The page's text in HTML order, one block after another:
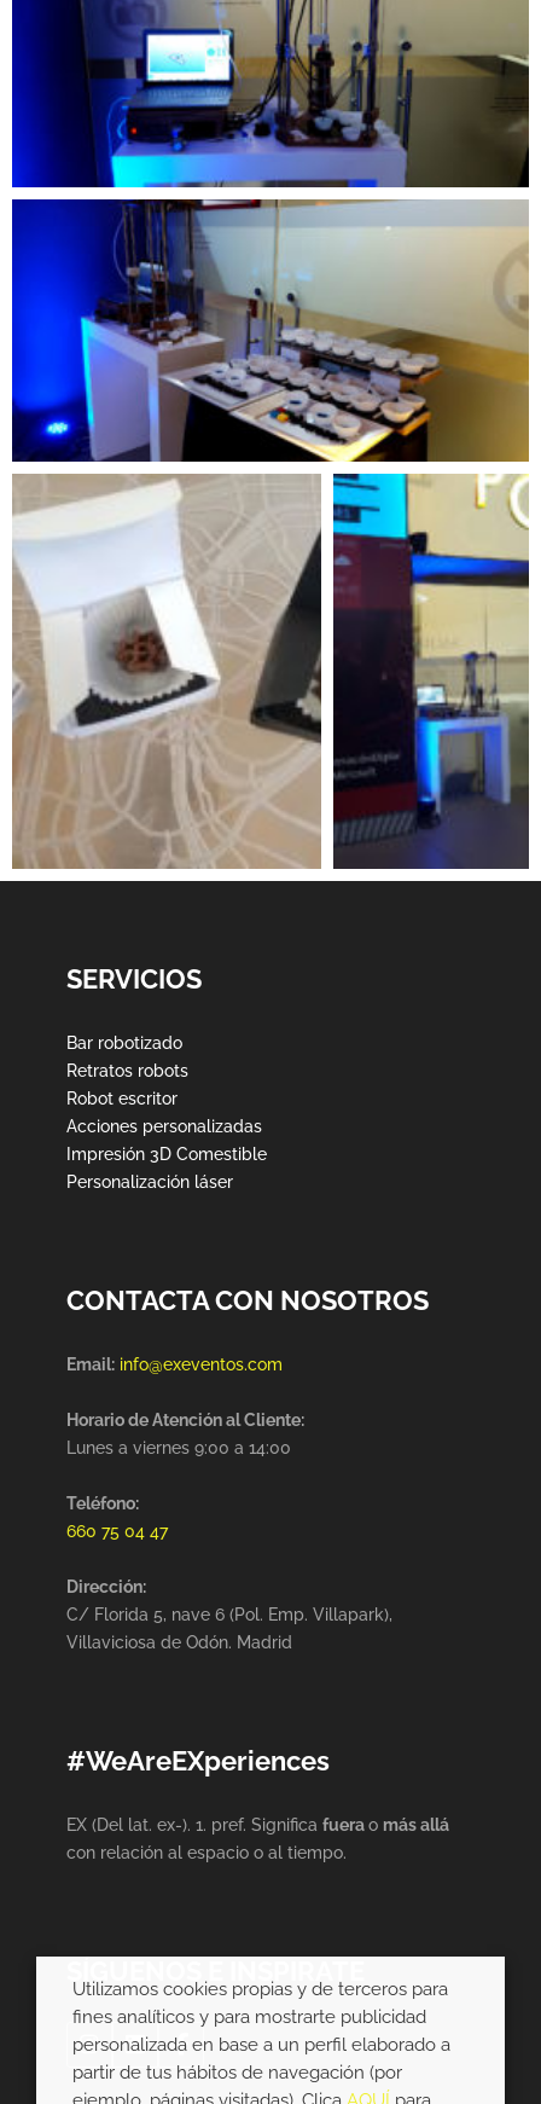
SERVICIOS
Bar robotizado
Retratos robots
Robot escritor
Acciones personalizadas
Impresión 3D Comestible
Personalización láser
CONTACTA CON NOSOTROS
Email: info@exeventos.com
Horario de Atención al Cliente:
Lunes a viernes 9:00 a 14:00
Teléfono:
660 75 04 47
Dirección:
C/ Florida 5, nave 6 (Pol. Emp. Villapark),
Villaviciosa de Odón. Madrid
#WeAreEXperiences
EX (Del lat. ex-). 1. pref. Significa fuerao más allá
con relación al espacio o al tiempo.
Utilizamos cookies propias y de terceros para
fines analíticos y para mostrarte publicidad
personalizada en base a un perfil elaborado a
partir de tus hábitos de navegación (por
ejemplo, páginas visitadas). Clica AQUÍ para